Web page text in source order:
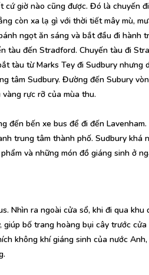
cứ giờ nào cũng được. Đó là chuyến
còn xa lạ gì với thời tiết mây mù,
ngọt ăn sáng và bắt đầu đi hành
tàu đến Stradford. Chuyến tàu đi
tàu từ Marks Tey đi Sudbury nhưng
tâm Sudbury. Đường đến Subury
rực rỡ của mùa thu.
đến bến xe bus để đi đến
trung tâm thành phố. Sudbury khá
và những món đồ giáng sinh ở
Nhìn ra ngoài cửa sổ, khi đi qua
giúp bố trang hoàng bụi cây trước
không khí giáng sinh của nước